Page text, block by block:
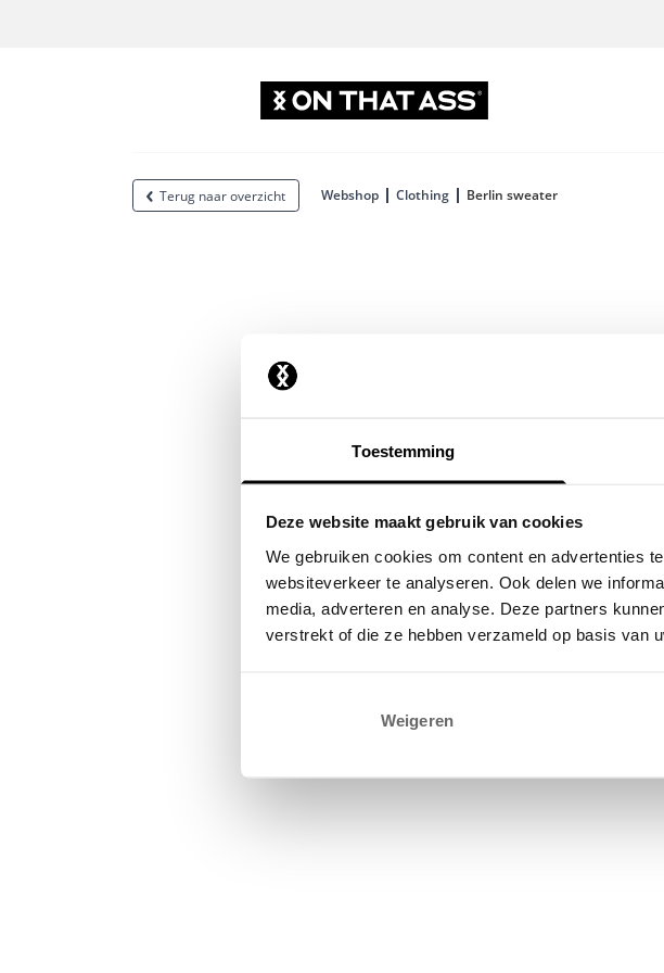
Toestemming
Deze website maakt gebruik van cookies
We gebruiken cookies om content en advertenties
websiteverkeer te analyseren. Ook delen we
media, adverteren en analyse. Deze partners
verstrekt of die ze hebben verzameld op basis van
Weigeren
Terug naar overzicht Webshop Clothing Berlin sweater